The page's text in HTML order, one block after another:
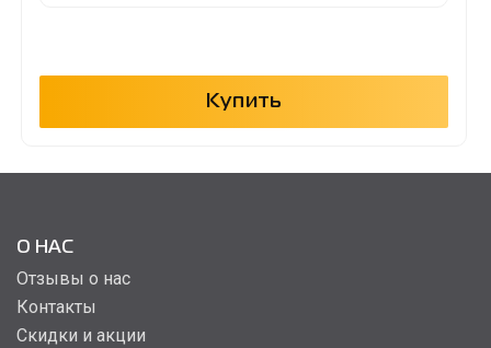
Купить
О НАС
Отзывы о нас
Контакты
Скидки и акции